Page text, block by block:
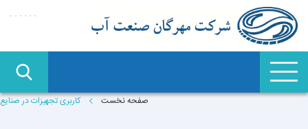
صفحه نخست کاربری تجهیزات در صنایع